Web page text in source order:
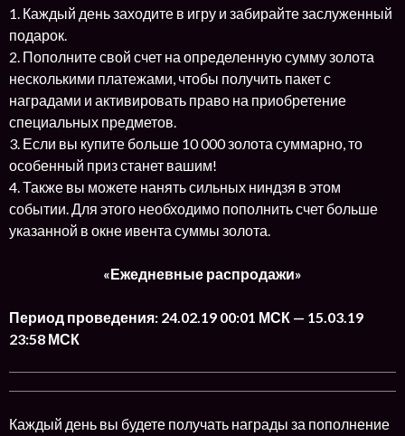
1. Каждый день заходите в игру и забирайте заслуженный
подарок.
2. Пополните свой счет на определенную сумму золота
несколькими платежами, чтобы получить пакет с
наградами и активировать право на приобретение
специальных предметов.
3. Если вы купите больше 10 000 золота суммарно, то
особенный приз станет вашим!
4. Также вы можете нанять сильных ниндзя в этом
событии. Для этого необходимо пополнить счет больше
указанной в окне ивента суммы золота.
«Ежедневные распродажи»
Период проведения: 24.02.19 00:01 МСК — 15.03.19
23:58 МСК
Каждый день вы будете получать награды за пополнение